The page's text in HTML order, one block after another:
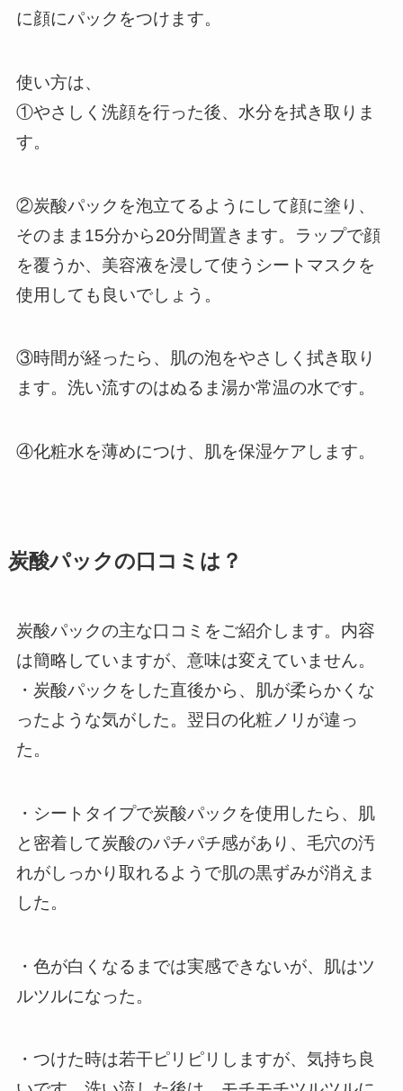
に顔にパックをつけます。
使い方は、
①やさしく洗顔を行った後、水分を拭き取りま
す。
②炭酸パックを泡立てるようにして顔に塗り、
そのまま15分から20分間置きます。ラップで顔
を覆うか、美容液を浸して使うシートマスクを
使用しても良いでしょう。
③時間が経ったら、肌の泡をやさしく拭き取り
ます。洗い流すのはぬるま湯か常温の水です。
④化粧水を薄めにつけ、肌を保湿ケアします。
炭酸パックの口コミは？
炭酸パックの主な口コミをご紹介します。内容
は簡略していますが、意味は変えていません。
・炭酸パックをした直後から、肌が柔らかくな
ったような気がした。翌日の化粧ノリが違っ
た。
・シートタイプで炭酸パックを使用したら、肌
と密着して炭酸のパチパチ感があり、毛穴の汚
れがしっかり取れるようで肌の黒ずみが消えま
した。
・色が白くなるまでは実感できないが、肌はツ
ルツルになった。
・つけた時は若干ピリピリしますが、気持ち良